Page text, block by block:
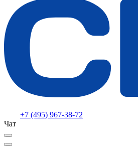
+7 (495) 967-38-72
Чат